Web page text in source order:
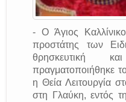
- Ο Άγιος
προστάτης των
θρησκευτική
πραγματοποιήθηκε
η Θεία Λειτουργία
στη Γλαύκη, εντός